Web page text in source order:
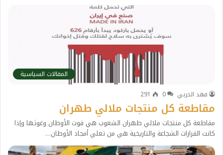
المقالات السياسية
فهد الحربي
0
291
مقاطعة كل منتجات ملالي طهران
مقاطعة كل منتجات ملالي طهران الشعوب هي قوت الأوطان وغوثها وإذا
كانت القرارات الشجاعة والتاريخية هي من تعلي أمجاد الأوطان…